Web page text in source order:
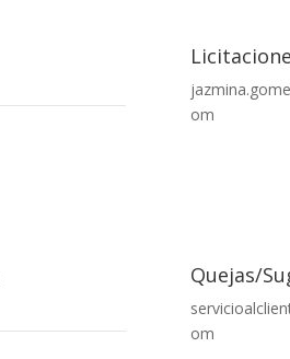
om
Quejas/
om